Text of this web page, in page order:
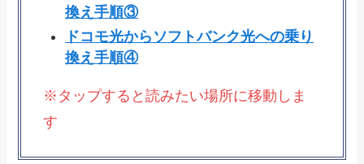
換え手順③
ドコモ光からソフトバンク光への乗り
換え手順④
※タップすると読みたい場所に移動しま
す